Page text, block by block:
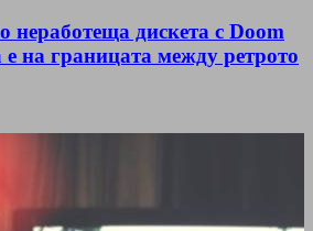
неработеща дискета с Doom
на границата между ретрото